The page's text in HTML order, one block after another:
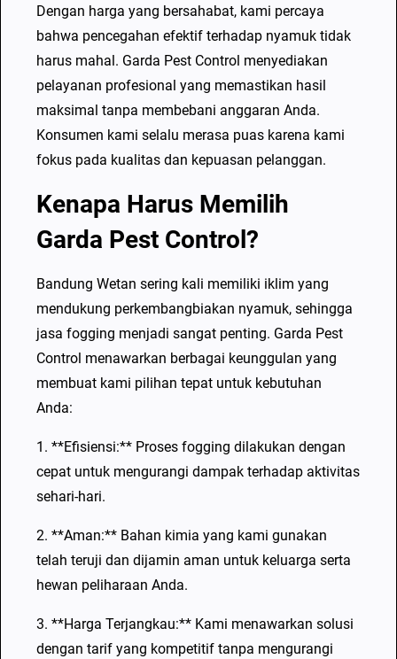
Dengan harga yang bersahabat, kami percaya
bahwa pencegahan efektif terhadap nyamuk tidak
harus mahal. Garda Pest Control menyediakan
pelayanan profesional yang memastikan hasil
maksimal tanpa membebani anggaran Anda.
Konsumen kami selalu merasa puas karena kami
fokus pada kualitas dan kepuasan pelanggan.
Kenapa Harus Memilih
Garda Pest Control?
Bandung Wetan sering kali memiliki iklim yang
mendukung perkembangbiakan nyamuk, sehingga
jasa fogging menjadi sangat penting. Garda Pest
Control menawarkan berbagai keunggulan yang
membuat kami pilihan tepat untuk kebutuhan
Anda:
1. **Efisiensi:** Proses fogging dilakukan dengan
cepat untuk mengurangi dampak terhadap aktivitas
sehari-hari.
2. **Aman:** Bahan kimia yang kami gunakan
telah teruji dan dijamin aman untuk keluarga serta
hewan peliharaan Anda.
3. **Harga Terjangkau:** Kami menawarkan solusi
dengan tarif yang kompetitif tanpa mengurangi